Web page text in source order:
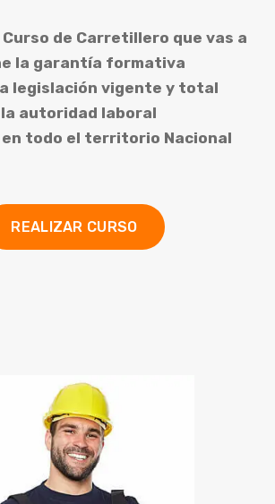
de Carretillero que vas a
la garantía formativa
legislación vigente y total
autoridad laboral
todo el territorio Nacional
REALIZAR CURSO